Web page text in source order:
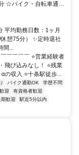
☆バイク・自転車通勤
平均勤務日数：1ヶ月
憩75分） ✨定時退社
間...
￣￣￣￣ ⭐営業経験者
飛び込みなし！ ⭐残業
の収入 ⭐十条駅徒歩...
バイク通勤OK
学歴不問
迎
有資格者歓迎
期歓迎
駅近5分以内